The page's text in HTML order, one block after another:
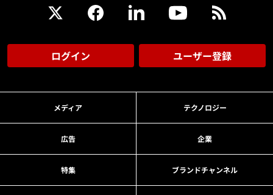
ログイン ユーザー登録
メディア テクノロジー
広告 企業
特集 ブランドチャンネル